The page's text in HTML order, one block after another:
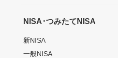
NISA･つみたてNISA
新NISA
一般NISA